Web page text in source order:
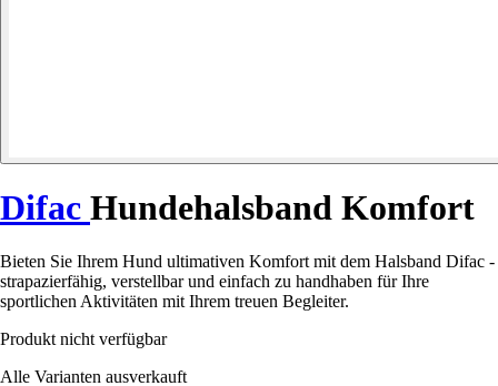
Difac Hundehalsband Komfort
Bieten Sie Ihrem Hund ultimativen Komfort mit dem Halsband Difac -
strapazierfähig, verstellbar und einfach zu handhaben für Ihre
sportlichen Aktivitäten mit Ihrem treuen Begleiter.
Produkt nicht verfügbar
Alle Varianten ausverkauft